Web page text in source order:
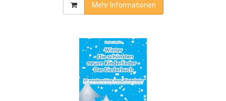
Mehr Informationen